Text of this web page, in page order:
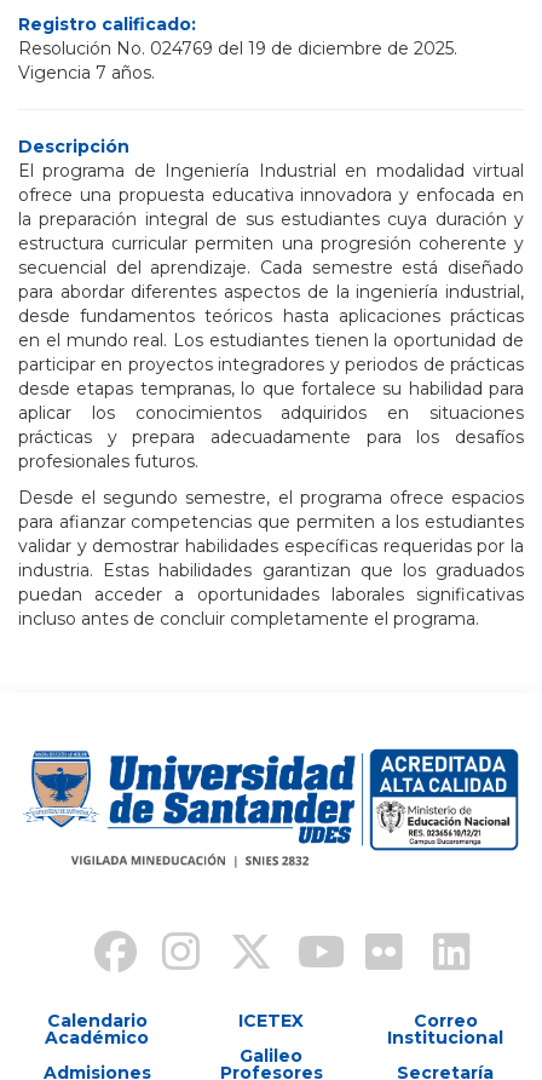
Registro calificado:
Resolución No. 024769 del 19 de diciembre de 2025.
Vigencia 7 años.
Descripción
El programa de Ingeniería Industrial en modalidad virtual
ofrece una propuesta educativa innovadora y enfocada en
la preparación integral de sus estudiantes cuya duración y
estructura curricular permiten una progresión coherente y
secuencial del aprendizaje. Cada semestre está diseñado
para abordar diferentes aspectos de la ingeniería industrial,
desde fundamentos teóricos hasta aplicaciones prácticas
en el mundo real. Los estudiantes tienen la oportunidad de
participar en proyectos integradores y periodos de prácticas
desde etapas tempranas, lo que fortalece su habilidad para
aplicar los conocimientos adquiridos en situaciones
prácticas y prepara adecuadamente para los desafíos
profesionales futuros.
Desde el segundo semestre, el programa ofrece espacios
para afianzar competencias que permiten a los estudiantes
validar y demostrar habilidades específicas requeridas por la
industria. Estas habilidades garantizan que los graduados
puedan acceder a oportunidades laborales significativas
incluso antes de concluir completamente el programa.
Calendario
Académico
Admisiones
ICETEX
Galileo
Profesores
Correo
Institucional
Secretaría